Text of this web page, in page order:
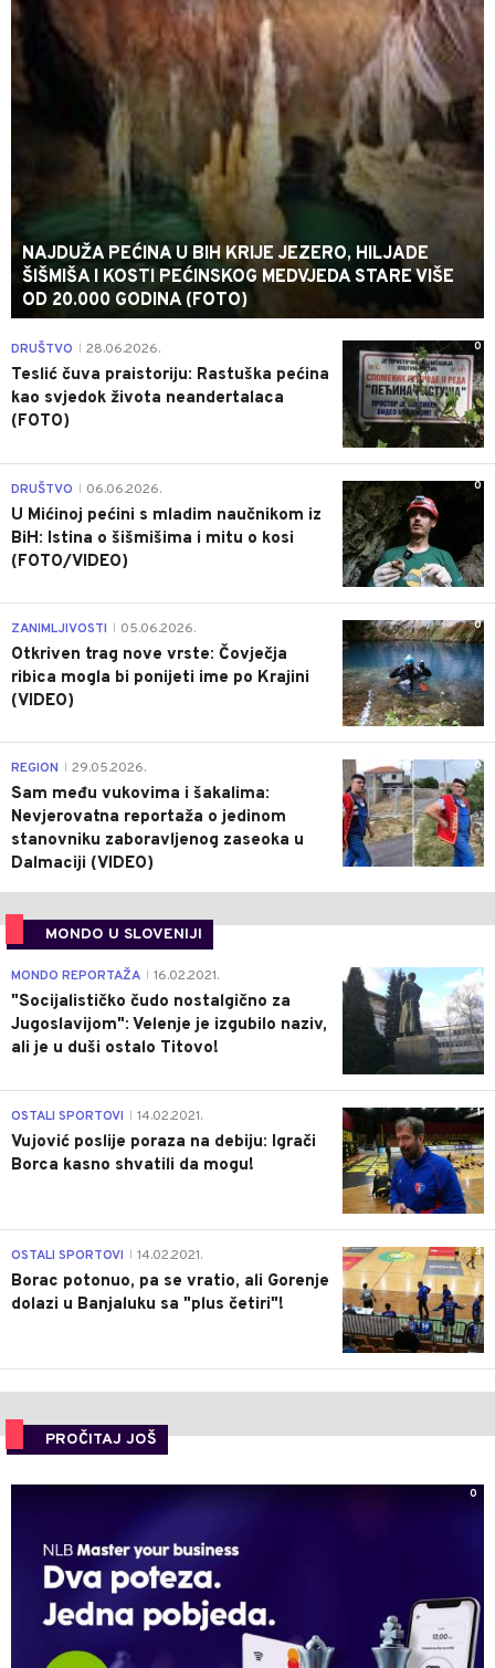
NAJDUŽA PEĆINA U BIH KRIJE JEZERO, HILJADE
ŠIŠMIŠA I KOSTI PEĆINSKOG MEDVJEDA STARE VIŠE
OD 20.000 GODINA (FOTO)
0
DRUŠTVO 28.06.2026.
Teslić čuva praistoriju: Rastuška pećina
kao svjedok života neandertalaca
(FOTO)
0
DRUŠTVO 06.06.2026.
U Mićinoj pećini s mladim naučnikom iz
BiH: Istina o šišmišima i mitu o kosi
(FOTO/VIDEO)
0
ZANIMLJIVOSTI 05.06.2026.
Otkriven trag nove vrste: Čovječja
ribica mogla bi ponijeti ime po Krajini
(VIDEO)
0
REGION 29.05.2026.
Sam među vukovima i šakalima:
Nevjerovatna reportaža o jedinom
stanovniku zaboravljenog zaseoka u
Dalmaciji (VIDEO)
MONDO U SLOVENIJI
4
MONDO REPORTAŽA 16.02.2021.
"Socijalističko čudo nostalgično za
Jugoslavijom": Velenje je izgubilo naziv,
ali je u duši ostalo Titovo!
1
OSTALI SPORTOVI 14.02.2021.
Vujović poslije poraza na debiju: Igrači
Borca kasno shvatili da mogu!
3
OSTALI SPORTOVI 14.02.2021.
Borac potonuo, pa se vratio, ali Gorenje
dolazi u Banjaluku sa "plus četiri"!
PROČITAJ JOŠ
0